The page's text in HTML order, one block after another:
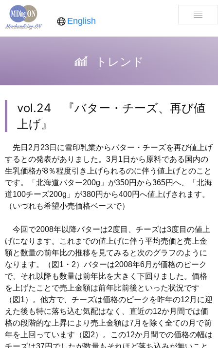
English
トレンド
vol.24 『バター・チーズ、再び値
上げ』
先日2月23日に雪印乳業からバター・チーズを再び値上げ
するとの発表がありました。3月1日から原料である国内の
生乳価格が8％程度引き上げられるのに伴う値上げとのこと
です。「北海道バター200g」が350円から365円へ、「北海
道100チーズ200g」が380円から400円へ値上げされます。
（いづれも希望小売価格ベースで）
今回で2008年以降バターは2度目、チーズは3度目の値上
げになります。これまでの値上げに伴う平均売価と売上金
額と数量の前年比の推移を見てみると次のグラフのように
なります。（図1・2）バターは2008年6月が価格のピーク
で、それ以降も数量は前年比を大きく下回りました。価格
を上げたことで売上金額は前年比前後といった状況です
（図1）。他方で、チーズは価格のピークを昨年の12月に迎
えた後も特に落ち込む気配はなく、直近の12か月間では価
格の段階的な上昇により売上金額は7月を除く全ての月で前
年を上回っています（図2）。この12か月間での価格の幅は
チーズは37円でしたが数量もそれほど落ち込みが無いこと